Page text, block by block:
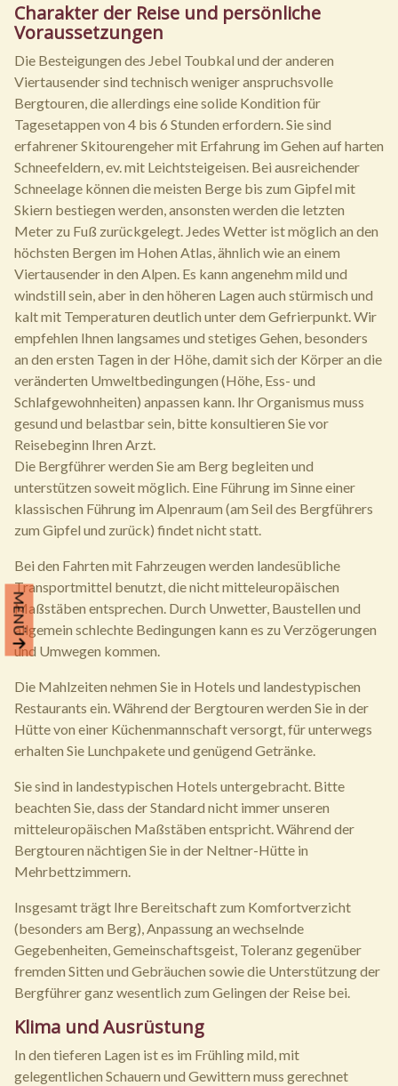
MENÜ
Charakter der Reise und persönliche
Voraussetzungen
Die Besteigungen des Jebel Toubkal und der anderen
Viertausender sind technisch weniger anspruchsvolle
Bergtouren, die allerdings eine solide Kondition für
Tagesetappen von 4 bis 6 Stunden erfordern. Sie sind
erfahrener Skitourengeher mit Erfahrung im Gehen auf harten
Schneefeldern, ev. mit Leichtsteigeisen. Bei ausreichender
Schneelage können die meisten Berge bis zum Gipfel mit
Skiern bestiegen werden, ansonsten werden die letzten
Meter zu Fuß zurückgelegt. Jedes Wetter ist möglich an den
höchsten Bergen im Hohen Atlas, ähnlich wie an einem
Viertausender in den Alpen. Es kann angenehm mild und
windstill sein, aber in den höheren Lagen auch stürmisch und
kalt mit Temperaturen deutlich unter dem Gefrierpunkt. Wir
empfehlen Ihnen langsames und stetiges Gehen, besonders
an den ersten Tagen in der Höhe, damit sich der Körper an die
veränderten Umweltbedingungen (Höhe, Ess- und
Schlafgewohnheiten) anpassen kann. Ihr Organismus muss
gesund und belastbar sein, bitte konsultieren Sie vor
Reisebeginn Ihren Arzt.
Die Bergführer werden Sie am Berg begleiten und
unterstützen soweit möglich. Eine Führung im Sinne einer
klassischen Führung im Alpenraum (am Seil des Bergführers
zum Gipfel und zurück) findet nicht statt.
Bei den Fahrten mit Fahrzeugen werden landesübliche
Transportmittel benutzt, die nicht mitteleuropäischen
Maßstäben entsprechen. Durch Unwetter, Baustellen und
allgemein schlechte Bedingungen kann es zu Verzögerungen
und Umwegen kommen.
Die Mahlzeiten nehmen Sie in Hotels und landestypischen
Restaurants ein. Während der Bergtouren werden Sie in der
Hütte von einer Küchenmannschaft versorgt, für unterwegs
erhalten Sie Lunchpakete und genügend Getränke.
Sie sind in landestypischen Hotels untergebracht. Bitte
beachten Sie, dass der Standard nicht immer unseren
mitteleuropäischen Maßstäben entspricht. Während der
Bergtouren nächtigen Sie in der Neltner-Hütte in
Mehrbettzimmern.
Insgesamt trägt Ihre Bereitschaft zum Komfortverzicht
(besonders am Berg), Anpassung an wechselnde
Gegebenheiten, Gemeinschaftsgeist, Toleranz gegenüber
fremden Sitten und Gebräuchen sowie die Unterstützung der
Bergführer ganz wesentlich zum Gelingen der Reise bei.
Klima und Ausrüstung
In den tieferen Lagen ist es im Frühling mild, mit
gelegentlichen Schauern und Gewittern muss gerechnet